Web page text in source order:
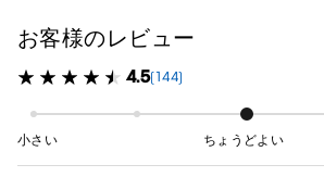
お客様のレビュー
4.5(144)
小さい ちょうどよい